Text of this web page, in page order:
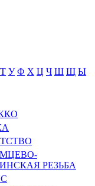
Т У Ф Х Ц Ч Ш Щ Ы
РЕЗЬБА